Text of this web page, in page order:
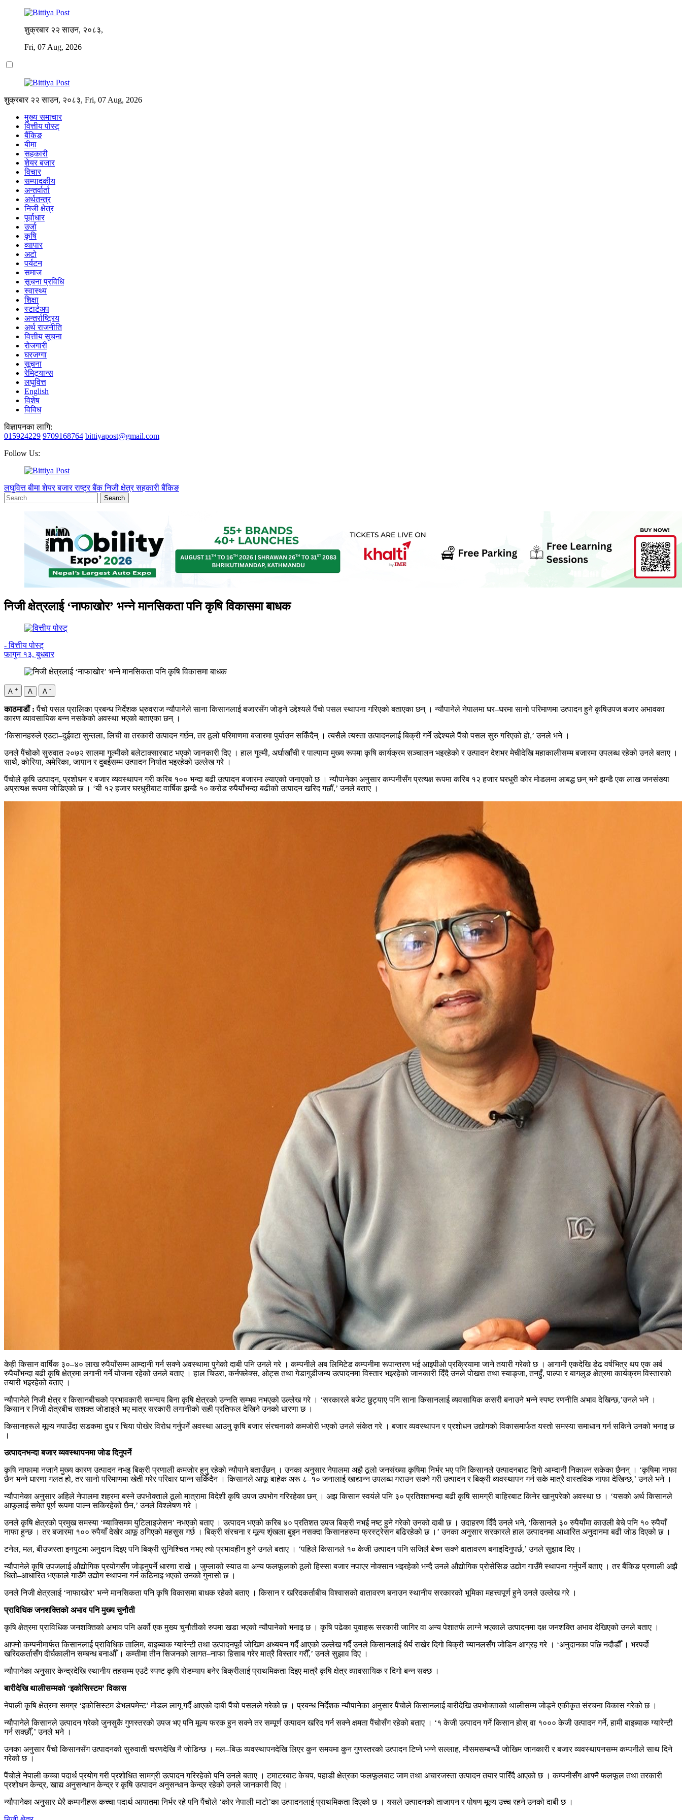
शुक्रबार २२ साउन, २०८३,
Fri, 07 Aug, 2026
शुक्रबार २२ साउन, २०८३, Fri, 07 Aug, 2026
मुख्य समाचार
वित्तीय पोस्ट्
बैंकिङ
बीमा
सहकारी
शेयर बजार
विचार
सम्पादकीय
अन्तर्वार्ता
अर्थतन्त्र
निजी क्षेत्र
पूर्वाधार
उर्जा
कृषि
व्यापार
अटो
पर्यटन
समाज
सूचना प्रविधि
स्वास्थ्य
शिक्षा
स्टार्टअप
अन्तर्राष्ट्रिय
अर्थ राजनीति
वित्तीय सूचना
रोजगारी
घरजग्गा
सूचना
रेमिट्यान्स
लघुवित्त
English
विशेष
विविध
विज्ञापनका लागि:
015924229 9709168764 bittiyapost@gmail.com
Follow Us:
लघुवित्तबीमाशेयर बजारराष्ट्र बैंकनिजी क्षेत्रसहकारीबैंकिङ
निजी क्षेत्रलाई ‘नाफाखोर’ भन्ने मानसिकता पनि कृषि विकासमा बाधक
- वित्तीय पोस्ट्
फागुन १३, बुधबार
A + A A -
काठमाडौं : पैंचो पसल प्रालिका प्रबन्ध निर्देशक ध्रुवराज न्यौपानेले साना किसानलाई बजारसँग जोड्ने उद्देश्यले पैंचो पसल स्थापना गरिएको बताएका छन् । न्यौपानेले नेपालमा घर–घरमा सानो परिमाणमा उत्पादन हुने कृषिउपज बजार अभावका
कारण व्यावसायिक बन्न नसकेको अवस्था भएको बताएका छन् ।
‘किसानहरुले एउटा–दुईवटा सुन्तला, लिची वा तरकारी उत्पादन गर्छन, तर ठूलो परिमाणमा बजारमा पुर्याउन सकिँदैन् । त्यसैले त्यस्ता उत्पादनलाई बिक्री गर्ने उद्देश्यले पैंचो पसल सुरु गरिएको हो,’ उनले भने ।
उनले पैंचोको सुरुवात २०७२ सालमा गुल्मीको बलेटाक्सारबाट भएको जानकारी दिए । हाल गुल्मी, अर्घाखाँची र पाल्पामा मुख्य रूपमा कृषि कार्यक्रम सञ्चालन भइरहेको र उत्पादन देशभर मेचीदेखि महाकालीसम्म बजारमा उपलब्ध रहेको उनले बताए ।
साथै, कोरिया, अमेरिका, जापान र दुबईसम्म उत्पादन निर्यात भइरहेको उल्लेख गरे ।
पैंचोले कृषि उत्पादन, प्रशोधन र बजार व्यवस्थापन गरी करिब १०० भन्दा बढी उत्पादन बजारमा ल्याएको जनाएको छ । न्यौपानेका अनुसार कम्पनीसँग प्रत्यक्ष रूपमा करिब १२ हजार घरधुरी कोर मोडलमा आबद्ध छन् भने झन्डै एक लाख जनसंख्या
अप्रत्यक्ष रूपमा जोडिएको छ । ‘यी १२ हजार घरधुरीबाट वार्षिक झन्डै १० करोड रुपैयाँभन्दा बढीको उत्पादन खरिद गर्छौँ,’ उनले बताए ।
केही किसान वार्षिक ३०–४० लाख रुपैयाँसम्म आम्दानी गर्न सक्ने अवस्थामा पुगेको दाबी पनि उनले गरे । कम्पनीले अब लिमिटेड कम्पनीमा रूपान्तरण भई आइपीओ प्रक्रियामा जाने तयारी गरेको छ । आगामी एकदेखि डेढ वर्षभित्र थप एक अर्ब
रुपैयाँभन्दा बढी कृषि क्षेत्रमा लगानी गर्ने योजना रहेको उनले बताए । हाल चिउरा, कर्नफ्लेक्स, ओट्स तथा गेडागुडीजन्य उत्पादनमा विस्तार भइरहेको जानकारी दिँदै उनले पोखरा तथा स्याङ्जा, तनहुँ, पाल्पा र बागलुङ क्षेत्रमा कार्यक्रम विस्तारको
तयारी भइरहेको बताए ।
न्यौपानेले निजी क्षेत्र र किसानबीचको प्रभावकारी समन्वय बिना कृषि क्षेत्रको उन्नति सम्भव नभएको उल्लेख गरे । ‘सरकारले बजेट छुट्याए पनि साना किसानलाई व्यवसायिक कसरी बनाउने भन्ने स्पष्ट रणनीति अभाव देखिन्छ,’उनले भने ।
किसान र निजी क्षेत्रबीच सशक्त जोडाइले भए मात्र सरकारी लगानीको सही प्रतिफल देखिने उनको धारणा छ ।
किसानहरूले मूल्य नपाउँदा सडकमा दुध र चिया पोखेर विरोध गर्नुपर्ने अवस्था आउनु कृषि बजार संरचनाको कमजोरी भएको उनले संकेत गरे । बजार व्यवस्थापन र प्रशोधन उद्योगको विकासमार्फत यस्तो समस्या समाधान गर्न सकिने उनको भनाइ छ
।
उत्पादनभन्दा बजार व्यवस्थापनमा जोड दिनुपर्ने
कृषि नाफामा नजाने मुख्य कारण उत्पादन नभइ बिक्री प्रणाली कमजोर हुनु रहेको न्यौपाने बताउँछन् । उनका अनुसार नेपालमा अझै ठूलो जनसंख्या कृषिमा निर्भर भए पनि किसानले उत्पादनबाट दिगो आम्दानी निकाल्न सकेका छैनन् । ‘कृषिमा नाफा
छैन भन्ने धारणा गलत हो, तर सानो परिमाणमा खेती गरेर परिवार धान्न सकिँदैन । किसानले आफू बाहेक अरू ८–१० जनालाई खाद्यान्न उपलब्ध गराउन सक्ने गरी उत्पादन र बिक्री व्यवस्थापन गर्न सके मात्रै वास्तविक नाफा देखिन्छ,’ उनले भने ।
न्यौपानेका अनुसार अहिले नेपालमा शहरमा बस्ने उपभोक्ताले ठूलो मात्रामा विदेशी कृषि उपज उपभोग गरिरहेका छन् । अझ किसान स्वयंले पनि ३० प्रतिशतभन्दा बढी कृषि सामग्री बाहिरबाट किनेर खानुपरेको अवस्था छ । ‘यसको अर्थ किसानले
आफूलाई समेत पूर्ण रूपमा पाल्न सकिरहेको छैन,’ उनले विश्लेषण गरे ।
उनले कृषि क्षेत्रको प्रमुख समस्या ‘म्याक्सिमम युटिलाइजेसन’ नभएको बताए । उत्पादन भएको करिब ४० प्रतिशत उपज बिक्री नभई नष्ट हुने गरेको उनको दाबी छ । उदाहरण दिँदै उनले भने, ‘किसानले ३० रुपैयाँमा काउली बेचे पनि १० रुपैयाँ
नाफा हुन्छ । तर बजारमा १०० रुपैयाँ देखेर आफू ठगिएको महसुस गर्छ । बिक्री संरचना र मूल्य शृंखला बुझ्न नसक्दा किसानहरुमा फ्रस्ट्रेसन बढिरहेको छ ।’ उनका अनुसार सरकारले हाल उत्पादनमा आधारित अनुदानमा बढी जोड दिएको छ ।
टनेल, मल, बीउजस्ता इनपुटमा अनुदान दिइए पनि बिक्री सुनिश्चित नभए त्यो प्रभावहीन हुने उनले बताए । ‘पहिले किसानले १० केजी उत्पादन पनि सजिलै बेच्न सक्ने वातावरण बनाइदिनुपर्छ,’ उनले सुझाव दिए ।
न्यौपानेले कृषि उपजलाई औद्योगिक प्रयोगसँग जोड्नुपर्ने धारणा राखे । जुम्लाको स्याउ वा अन्य फलफूलको ठूलो हिस्सा बजार नपाएर नोक्सान भइरहेको भन्दै उनले औद्योगिक प्रोसेसिङ उद्योग गाउँमै स्थापना गर्नुपर्ने बताए । तर बैंकिङ प्रणाली अझै
धितो–आधारित भएकाले गाउँमै उद्योग स्थापना गर्न कठिनाइ भएको उनको गुनासो छ ।
उनले निजी क्षेत्रलाई ‘नाफाखोर’ भन्ने मानसिकता पनि कृषि विकासमा बाधक रहेको बताए । किसान र खरिदकर्ताबीच विश्वासको वातावरण बनाउन स्थानीय सरकारको भूमिका महत्त्वपूर्ण हुने उनले उल्लेख गरे ।
प्राविधिक जनशक्तिको अभाव पनि मुख्य चुनौती
कृषि क्षेत्रमा प्राविधिक जनशक्तिको अभाव पनि अर्को एक मुख्य चुनौतीको रुपमा खडा भएको न्यौपानेको भनाइ छ । कृषि पढेका युवाहरू सरकारी जागिर वा अन्य पेशातर्फ लाग्ने भएकाले उत्पादनमा दक्ष जनशक्ति अभाव देखिएको उनले बताए ।
आफ्नो कम्पनीमार्फत किसानलाई प्राविधिक तालिम, बाइब्याक ग्यारेन्टी तथा उत्पादनपूर्व जोखिम अध्ययन गर्दै आएको उल्लेख गर्दै उनले किसानलाई धैर्य राखेर दिगो बिक्री च्यानलसँग जोडिन आग्रह गरे । ‘अनुदानका पछि नदौडौँ । भरपर्दो
खरिदकर्तासँग दीर्घकालीन सम्बन्ध बनाऔँ । कम्तीमा तीन सिजनको लागत–नाफा हिसाब गरेर मात्रै विस्तार गरौँ,’ उनले सुझाव दिए ।
न्यौपानेका अनुसार केन्द्रदेखि स्थानीय तहसम्म एउटै स्पष्ट कृषि रोडम्याप बनेर बिक्रीलाई प्राथमिकता दिइए मात्रै कृषि क्षेत्र व्यावसायिक र दिगो बन्न सक्छ ।
बारीदेखि थालीसम्मको ‘इकोसिस्टम’ विकास
नेपाली कृषि क्षेत्रमा समग्र ‘इकोसिस्टम डेभलपमेन्ट’ मोडल लागू गर्दै आएको दाबी पैंचो पसलले गरेको छ । प्रबन्ध निर्देशक न्यौपानेका अनुसार पैंचोले किसानलाई बारीदेखि उपभोक्ताको थालीसम्म जोड्ने एकीकृत संरचना विकास गरेको छ ।
न्यौपानेले किसानले उत्पादन गरेको जुनसुकै गुणस्तरको उपज भए पनि मूल्य फरक हुन सक्ने तर सम्पूर्ण उत्पादन खरिद गर्न सक्ने क्षमता पैंचोसँग रहेको बताए । ‘१ केजी उत्पादन गर्ने किसान होस् वा १००० केजी उत्पादन गर्ने, हामी बाइब्याक ग्यारेन्टी
गर्न सक्छौँ,’ उनले भने ।
उनका अनुसार पैंचो किसानसँग उत्पादनको सुरुवाती चरणदेखि नै जोडिन्छ । मल–बिऊ व्यवस्थापनदेखि लिएर कुन समयमा कुन गुणस्तरको उत्पादन टिप्ने भन्ने सल्लाह, मौसमसम्बन्धी जोखिम जानकारी र बजार व्यवस्थापनसम्म कम्पनीले साथ दिने
गरेको छ ।
पैंचोले नेपाली कच्चा पदार्थ प्रयोग गरी प्रशोधित सामग्री उत्पादन गरिरहेको पनि उनले बताए । टमाटरबाट केचप, पहाडी क्षेत्रका फलफूलबाट जाम तथा अचारजस्ता उत्पादन तयार पारिँदै आएको छ । कम्पनीसँग आफ्नै फलफूल तथा तरकारी
प्रशोधन केन्द्र, खाद्य अनुसन्धान केन्द्र र कृषि उत्पादन अनुसन्धान केन्द्र रहेको उनले जानकारी दिए ।
न्यौपानेका अनुसार धेरै कम्पनीहरू कच्चा पदार्थ आयातमा निर्भर रहे पनि पैंचोले ‘कोर नेपाली माटो’का उत्पादनलाई प्राथमिकता दिएको छ । यसले उत्पादनको ताजापन र पोषण मूल्य उच्च रहने उनको दाबी छ ।